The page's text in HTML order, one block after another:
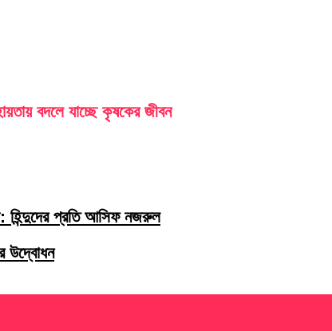
বদলে যাচ্ছে কৃষকের জীবন
হিন্দুদের প্রতি আসিফ নজরুল
উদ্বোধন